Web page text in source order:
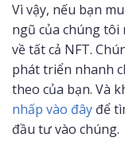
Vì vậy, nếu bạn
ngũ của chúng tôi
về tất cả NFT.
phát triển nhanh
theo của bạn. Và
nhấp vào đây để
đầu tư vào chúng.